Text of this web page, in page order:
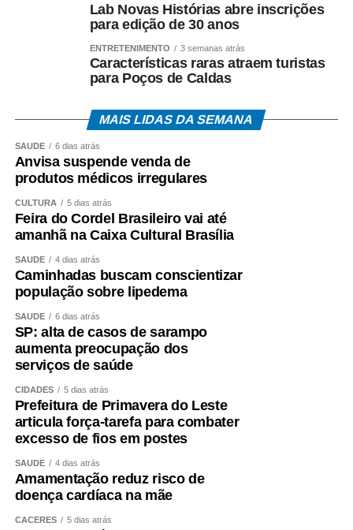
Lab Novas Histórias abre inscrições
para edição de 30 anos
ENTRETENIMENTO 3 semanas atrás
Características raras atraem turistas
para Poços de Caldas
MAIS LIDAS DA SEMANA
SAÚDE 6 dias atrás
Anvisa suspende venda de
produtos médicos irregulares
CULTURA 5 dias atrás
Feira do Cordel Brasileiro vai até
amanhã na Caixa Cultural Brasília
SAÚDE 4 dias atrás
Caminhadas buscam conscientizar
população sobre lipedema
SAÚDE 6 dias atrás
SP: alta de casos de sarampo
aumenta preocupação dos
serviços de saúde
CIDADES 5 dias atrás
Prefeitura de Primavera do Leste
articula força-tarefa para combater
excesso de fios em postes
SAÚDE 4 dias atrás
Amamentação reduz risco de
doença cardíaca na mãe
CÁCERES 5 dias atrás